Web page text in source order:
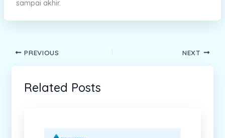
sampai akhir.
PREVIOUS NEXT
Related Posts